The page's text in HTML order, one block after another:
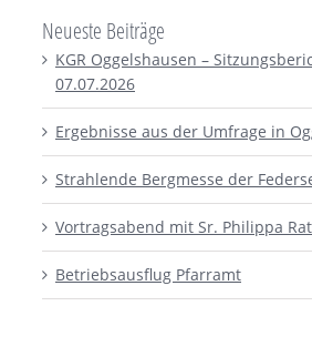
Neueste Beiträge
KGR Oggelshausen –
07.07.2026
Ergebnisse aus der Umfrage in
Strahlende Bergmesse der
Vortragsabend mit Sr. Philippa
Betriebsausflug Pfarramt